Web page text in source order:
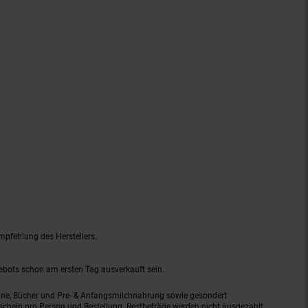
des Herstellers.
schon am ersten Tag ausverkauft sein.
Bücher und Pre- & Anfangsmilchnahrung sowie gesondert